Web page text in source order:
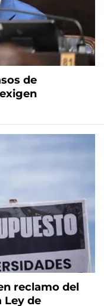
de
reclamo del
Ley de